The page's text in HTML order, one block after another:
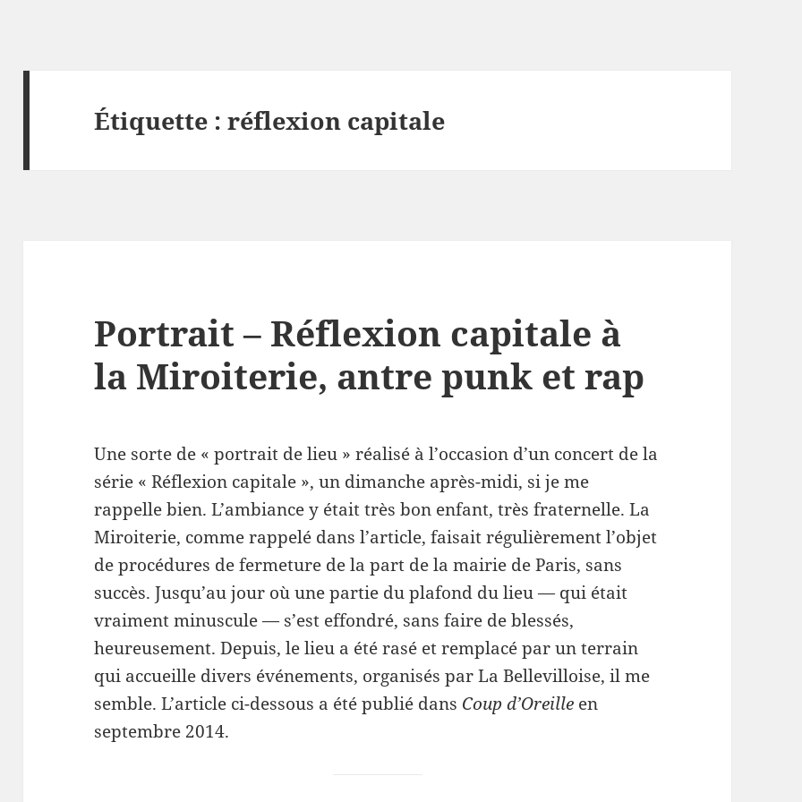
Étiquette :réflexion capitale
Portrait – Réflexion capitale à
la Miroiterie, antre punk et rap
Une sorte de « portrait de lieu » réalisé à l’occasion d’un concert de la
série « Réflexion capitale », un dimanche après-midi, si je me
rappelle bien. L’ambiance y était très bon enfant, très fraternelle. La
Miroiterie, comme rappelé dans l’article, faisait régulièrement l’objet
de procédures de fermeture de la part de la mairie de Paris, sans
succès. Jusqu’au jour où une partie du plafond du lieu — qui était
vraiment minuscule — s’est effondré, sans faire de blessés,
heureusement. Depuis, le lieu a été rasé et remplacé par un terrain
qui accueille divers événements, organisés par La Bellevilloise, il me
semble. L’article ci-dessous a été publié dans Coup d’Oreille en
septembre 2014.